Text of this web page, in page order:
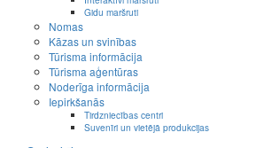
Gidu maršruti
Nomas
Kāzas un svinības
Tūrisma informācija
Tūrisma aģentūras
Noderīga informācija
Iepirkšanās
Tirdzniecības centri
Suvenīri un vietējā produkcijas